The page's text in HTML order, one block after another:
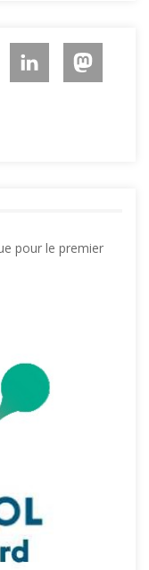
pour le premier